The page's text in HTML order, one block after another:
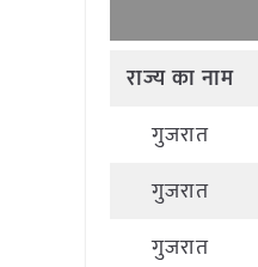
राज्यका नाम
गुजरात
गुजरात
गुजरात